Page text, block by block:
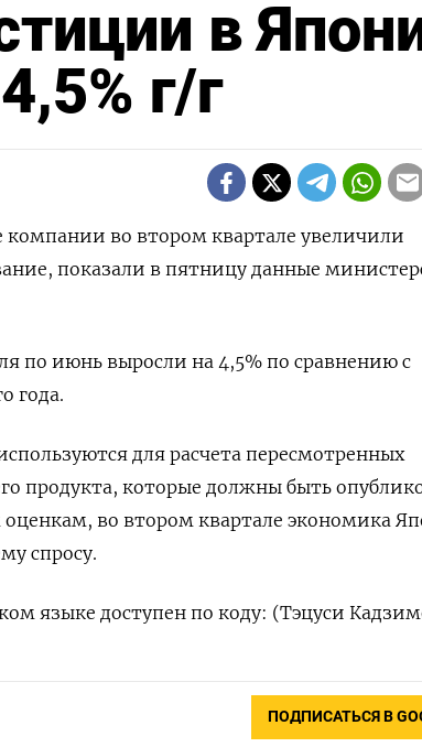
в
г/г
во втором квартале увеличили
показали в пятницу данные
по июнь выросли на 4,5% по сравнению с
года.
для расчета пересмотренных
продукта, которые должны быть
во втором квартале экономика
спросу.
языке доступен по коду: (Тэцуси
ПОДПИСАТЬСЯ В